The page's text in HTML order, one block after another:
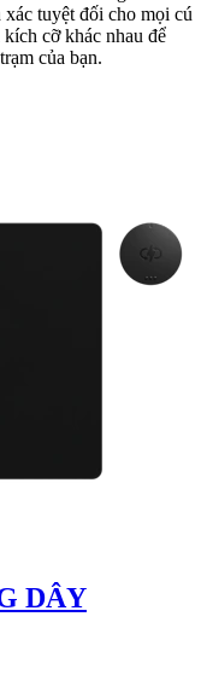
tuyệt đối cho mọi cú
cỡ khác nhau để
của bạn.
DÂY